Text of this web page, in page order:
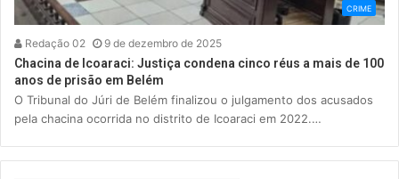
CRIME
Redação 02 9 de dezembro de 2025
Chacina de Icoaraci: Justiça condena cinco réus a mais de 100
anos de prisão em Belém
O Tribunal do Júri de Belém finalizou o julgamento dos acusados
pela chacina ocorrida no distrito de Icoaraci em 2022.…